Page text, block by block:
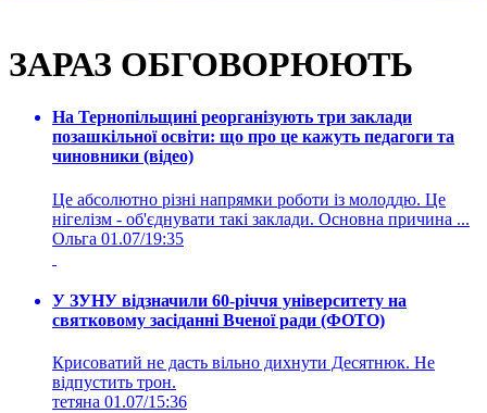
ЗАРАЗ ОБГОВОРЮЮТЬ
На Тернопільщині реорганізують три заклади
позашкільної освіти: що про це кажуть педагоги та
чиновники (відео)
Це абсолютно різні напрямки роботи із молоддю. Це
нігелізм - об'єднувати такі заклади. Основна причина ...
Ольга 01.07/19:35
У ЗУНУ відзначили 60-річчя університету на
святковому засіданні Вченої ради (ФОТО)
Крисоватий не дасть вільно дихнути Десятнюк. Не
відпустить трон.
тетяна 01.07/15:36